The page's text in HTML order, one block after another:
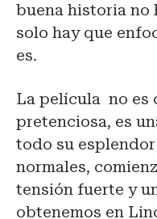
buena historia no
solo hay que
es.
La película no es
pretenciosa, es
todo su
normales,
tensión fuerte y
obtenemos en